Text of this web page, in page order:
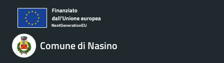
Comune di Nasino